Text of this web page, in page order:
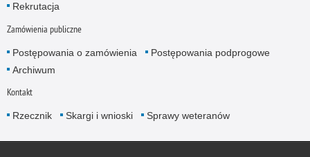
Rekrutacja
Zamówienia publiczne
Postępowania o zamówienia
Postępowania podprogowe
Archiwum
Kontakt
Rzecznik Skargi i wnioski Sprawy weteranów